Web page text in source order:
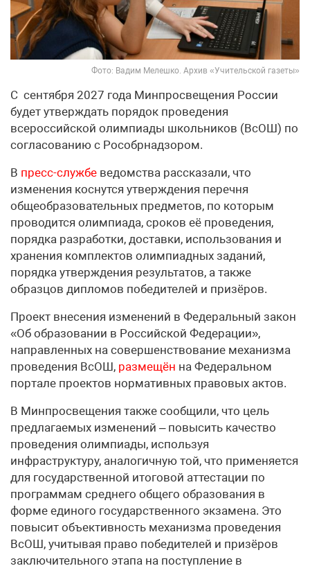
Фото: Вадим Мелешко. Архив «Учительской газеты»
С сентября 2027 года Минпросвещения России
будет утверждать порядок проведения
всероссийской олимпиады школьников (ВсОШ) по
согласованию с Рособрнадзором.
В пресс-службе ведомства рассказали, что
изменения коснутся утверждения перечня
общеобразовательных предметов, по которым
проводится олимпиада, сроков её проведения,
порядка разработки, доставки, использования и
хранения комплектов олимпиадных заданий,
порядка утверждения результатов, а также
образцов дипломов победителей и призёров.
Проект внесения изменений в Федеральный закон
«Об образовании в Российской Федерации»,
направленных на совершенствование механизма
проведения ВсОШ, размещён на Федеральном
портале проектов нормативных правовых актов.
В Минпросвещения также сообщили, что цель
предлагаемых изменений – повысить качество
проведения олимпиады, используя
инфраструктуру, аналогичную той, что применяется
для государственной итоговой аттестации по
программам среднего общего образования в
форме единого государственного экзамена. Это
повысит объективность механизма проведения
ВсОШ, учитывая право победителей и призёров
заключительного этапа на поступление в